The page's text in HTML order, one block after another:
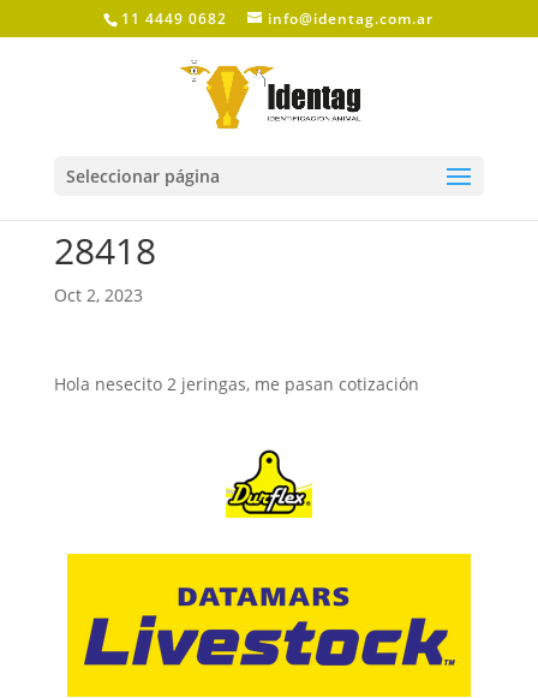
11 4449 0682 info@identag.com.ar
Seleccionar página
28418
Oct 2, 2023
Hola nesecito 2 jeringas, me pasan cotización